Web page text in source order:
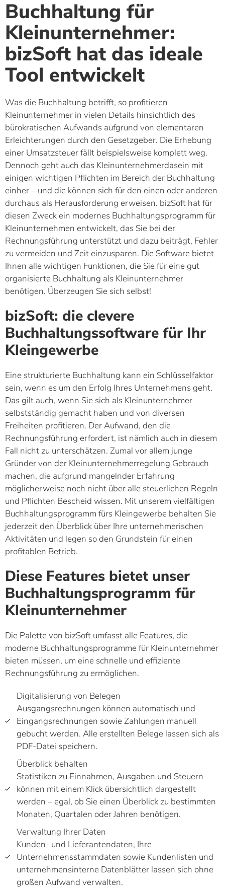
Buchhaltung für
Kleinunternehmer:
bizSoft hat das ideale
Tool entwickelt
Was die Buchhaltung betrifft, so profitieren
Kleinunternehmer in vielen Details hinsichtlich des
bürokratischen Aufwands aufgrund von elementaren
Erleichterungen durch den Gesetzgeber. Die Erhebung
einer Umsatzsteuer fällt beispielsweise komplett weg.
Dennoch geht auch das Kleinunternehmerdasein mit
einigen wichtigen Pflichten im Bereich der Buchhaltung
einher – und die können sich für den einen oder anderen
durchaus als Herausforderung erweisen. bizSoft hat für
diesen Zweck ein modernes Buchhaltungsprogramm für
Kleinunternehmen entwickelt, das Sie bei der
Rechnungsführung unterstützt und dazu beiträgt, Fehler
zu vermeiden und Zeit einzusparen. Die Software bietet
Ihnen alle wichtigen Funktionen, die Sie für eine gut
organisierte Buchhaltung als Kleinunternehmer
benötigen. Überzeugen Sie sich selbst!
bizSoft: die clevere
Buchhaltungssoftware für Ihr
Kleingewerbe
Eine strukturierte Buchhaltung kann ein Schlüsselfaktor
sein, wenn es um den Erfolg Ihres Unternehmens geht.
Das gilt auch, wenn Sie sich als Kleinunternehmer
selbstständig gemacht haben und von diversen
Freiheiten profitieren. Der Aufwand, den die
Rechnungsführung erfordert, ist nämlich auch in diesem
Fall nicht zu unterschätzen. Zumal vor allem junge
Gründer von der Kleinunternehmerregelung Gebrauch
machen, die aufgrund mangelnder Erfahrung
möglicherweise noch nicht über alle steuerlichen Regeln
und Pflichten Bescheid wissen. Mit unserem vielfältigen
Buchhaltungsprogramm fürs Kleingewerbe behalten Sie
jederzeit den Überblick über Ihre unternehmerischen
Aktivitäten und legen so den Grundstein für einen
profitablen Betrieb.
Diese Features bietet unser
Buchhaltungsprogramm für
Kleinunternehmer
Die Palette von bizSoft umfasst alle Features, die
moderne Buchhaltungsprogramme für Kleinunternehmer
bieten müssen, um eine schnelle und effiziente
Rechnungsführung zu ermöglichen.
Digitalisierung von Belegen
Ausgangsrechnungen können automatisch und
Eingangsrechnungen sowie Zahlungen manuell
gebucht werden. Alle erstellten Belege lassen sich als
PDF-Datei speichern.
Überblick behalten
Statistiken zu Einnahmen, Ausgaben und Steuern
können mit einem Klick übersichtlich dargestellt
werden – egal, ob Sie einen Überblick zu bestimmten
Monaten, Quartalen oder Jahren benötigen.
Verwaltung Ihrer Daten
Kunden- und Lieferantendaten, Ihre
Unternehmensstammdaten sowie Kundenlisten und
unternehmensinterne Datenblätter lassen sich ohne
großen Aufwand verwalten.